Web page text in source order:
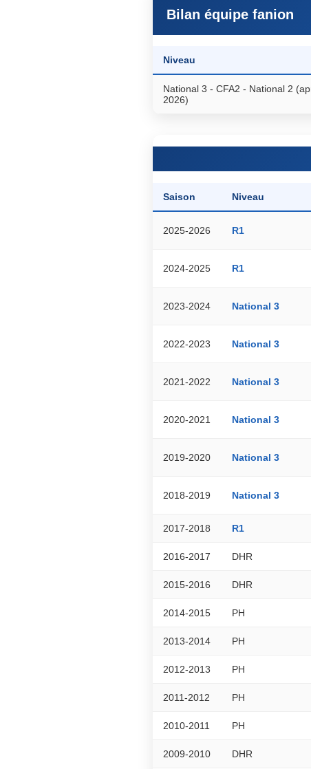
Bilan équipe fanion
Niveau
National 3 - CFA2 - National 2
2026)
Saison Niveau
2025-2026 R1
2024-2025 R1
2023-2024 National 3
2022-2023 National 3
2021-2022 National 3
2020-2021 National 3
2019-2020 National 3
2018-2019 National 3
2017-2018 R1
2016-2017 DHR
2015-2016 DHR
2014-2015 PH
2013-2014 PH
2012-2013 PH
2011-2012 PH
2010-2011 PH
2009-2010 DHR